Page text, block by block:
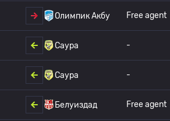
Олимпик Акбу Free agent
Саура -
Саура -
Белуиздад Free agent